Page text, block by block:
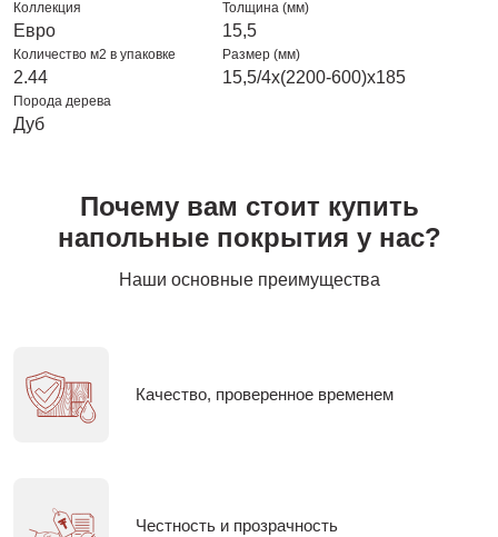
Коллекция
Евро
Толщина (мм)
15,5
Количество м2 в упаковке
2.44
Размер (мм)
15,5/4х(2200-600)х185
Порода дерева
Дуб
Почему вам стоит купить
напольные покрытия у нас?
Наши основные преимущества
Качество, проверенное временем
Честность и прозрачность